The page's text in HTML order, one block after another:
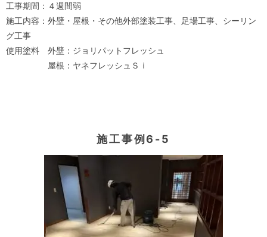
工事期間：４週間弱
施工内容：外壁・屋根・その他外部塗装工事、足場工事、シーリン
グ工事
使用塗料 外壁：ジョリパットフレッシュ
屋根：ヤネフレッシュＳｉ
施工事例6-5